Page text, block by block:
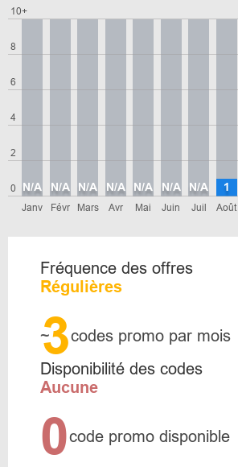
0
2
4
6
8
10+
Janv
N/A
Févr
N/A
Mars
N/A
Avr
N/A
Mai
N/A
Juin
N/A
Juil
N/A
Août
1
Fréquence des offres
Régulières
~
3codes promo par mois
Disponibilité des codes
Aucune
0code promo disponible